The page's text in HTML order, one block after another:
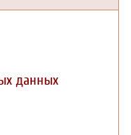
данных